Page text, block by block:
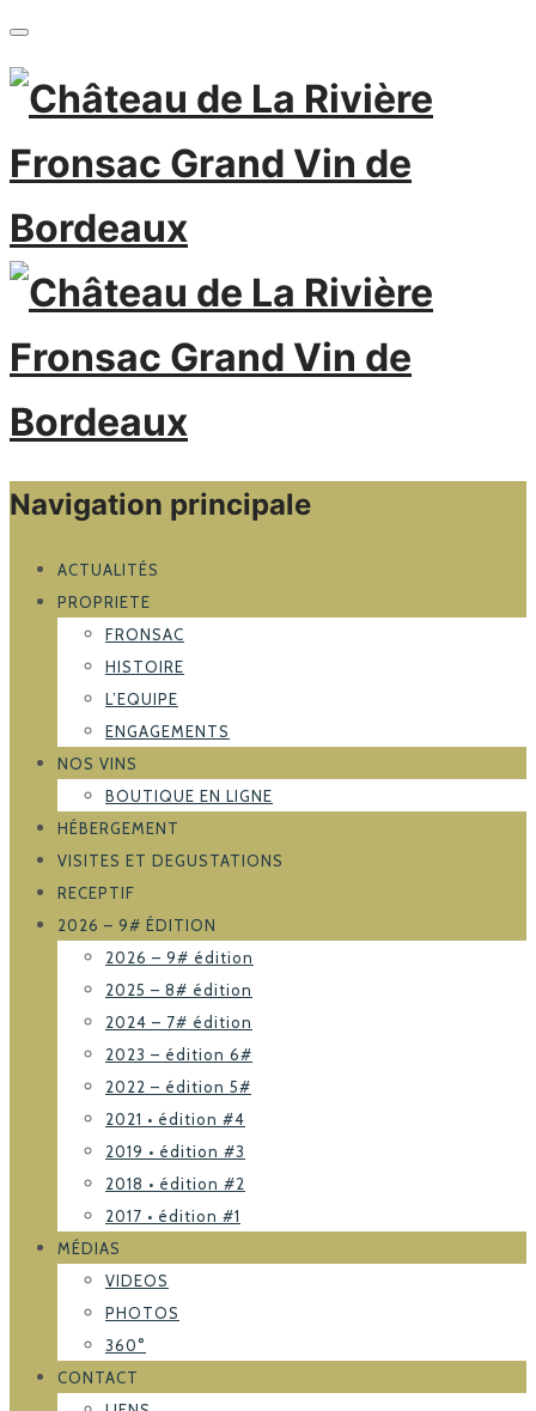
Navigation principale
ACTUALITÉS
PROPRIETE
FRONSAC
HISTOIRE
L’EQUIPE
ENGAGEMENTS
NOS VINS
BOUTIQUE EN LIGNE
HÉBERGEMENT
VISITES ET DEGUSTATIONS
RECEPTIF
2026 – 9# ÉDITION
2026 – 9# édition
2025 – 8# édition
2024 – 7# édition
2023 – édition 6#
2022 – édition 5#
2021 • édition #4
2019 • édition #3
2018 • édition #2
2017 • édition #1
MÉDIAS
VIDEOS
PHOTOS
360°
CONTACT